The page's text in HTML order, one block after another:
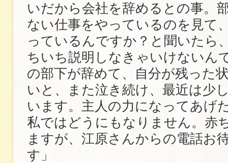
いだから会社を辞めるとの事。
ない仕事をやっているのを見て
っているんですか？と聞いたら
ちいち説明しなきゃいけないん
の部下が辞めて、自分が残った
いと、また泣き続け、最近は少
います。主人の力になってあげ
私ではどうにもなりません。赤
ますが、江原さんからの電話お
す」